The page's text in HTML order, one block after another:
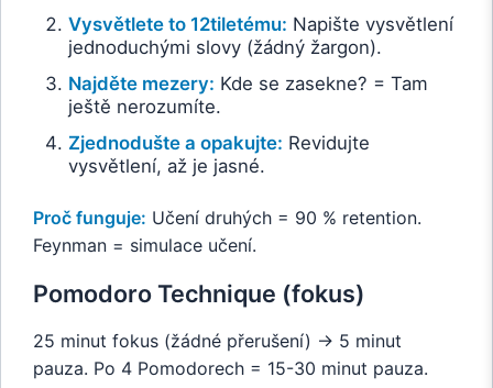
Vysvětlete to 12tiletému: Napište vysvětlení
jednoduchými slovy (žádný žargon).
Najděte mezery: Kde se zasekne? = Tam
ještě nerozumíte.
Zjednodušte a opakujte: Revidujte
vysvětlení, až je jasné.
Proč funguje: Učení druhých = 90 % retention.
Feynman = simulace učení.
Pomodoro Technique (fokus)
25 minut fokus (žádné přerušení) → 5 minut
pauza. Po 4 Pomodorech = 15-30 minut pauza.